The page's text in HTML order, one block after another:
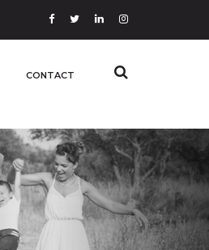
CONTACT